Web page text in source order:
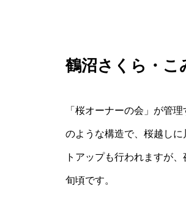
鶴沼さくら・こ
「桜オーナーの会」が管
のような構造で、桜越し
トアップも行われますが
旬頃です。